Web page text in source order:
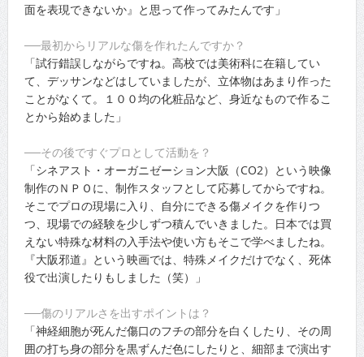
面を表現できないか』と思って作ってみたんです」
──最初からリアルな傷を作れたんですか？
「試行錯誤しながらですね。高校では美術科に在籍してい
て、デッサンなどはしていましたが、立体物はあまり作った
ことがなくて。１００均の化粧品など、身近なもので作るこ
とから始めました」
──その後ですぐプロとして活動を？
「シネアスト・オーガニゼーション大阪（CO2）という映像
制作のＮＰＯに、制作スタッフとして応募してからですね。
そこでプロの現場に入り、自分にできる傷メイクを作りつ
つ、現場での経験を少しずつ積んでいきました。日本では買
えない特殊な材料の入手法や使い方もそこで学べましたね。
『大阪邪道』という映画では、特殊メイクだけでなく、死体
役で出演したりもしました（笑）」
──傷のリアルさを出すポイントは？
「神経細胞が死んだ傷口のフチの部分を白くしたり、その周
囲の打ち身の部分を黒ずんだ色にしたりと、細部まで演出す